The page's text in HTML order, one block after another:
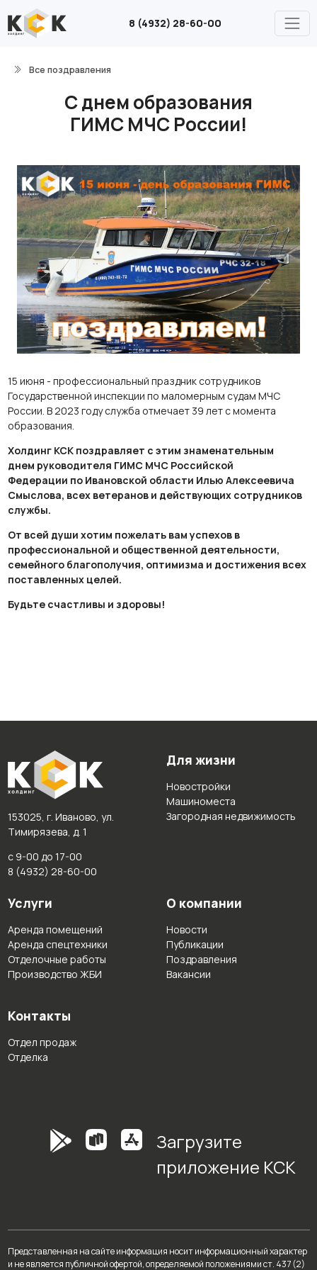
8 (4932) 28-60-00
Все поздравления
С днем образования
ГИМС МЧС России!
15 июня - профессиональный праздник сотрудников
Государственной инспекции по маломерным судам МЧС
России. В 2023 году служба отмечает 39 лет с момента
образования.
Холдинг КСК поздравляет с этим знаменательным
днем руководителя ГИМС МЧС Российской
Федерации по Ивановской области Илью Алексеевича
Смыслова, всех ветеранов и действующих сотрудников
службы.
От всей души хотим пожелать вам успехов в
профессиональной и общественной деятельности,
семейного благополучия, оптимизма и достижения всех
поставленных целей.
Будьте счастливы и здоровы!
153025, г. Иваново, ул.
Тимирязева, д. 1
с 9-00 до 17-00
8 (4932) 28-60-00
Для жизни
Новостройки
Машиноместа
Загородная недвижимость
Услуги
Аренда помещений
Аренда спецтехники
Отделочные работы
Производство ЖБИ
О компании
Новости
Публикации
Поздравления
Вакансии
Контакты
Отдел продаж
Отделка
Загрузите
приложение КСК
Представленная на сайте информация носит информационный характер
и не является публичной офертой, определяемой положениями ст. 437 (2)